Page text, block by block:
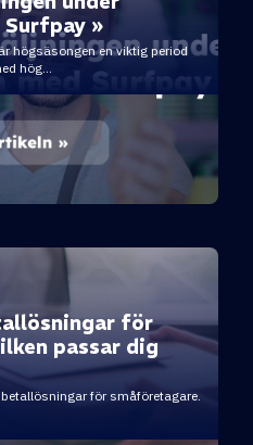
Surfpay »
högsäsongen en viktig period
hög...
för
passar dig
för småföretagare.